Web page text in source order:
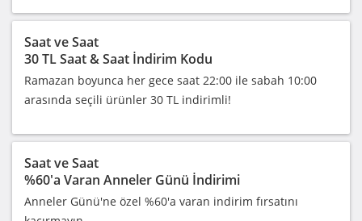
Saat ve Saat
30 TL Saat & Saat İndirim Kodu
Ramazan boyunca her gece saat 22:00 ile sabah 10:00
arasında seçili ürünler 30 TL indirimli!
Saat ve Saat
%60'a Varan Anneler Günü İndirimi
Anneler Günü'ne özel %60'a varan indirim fırsatını